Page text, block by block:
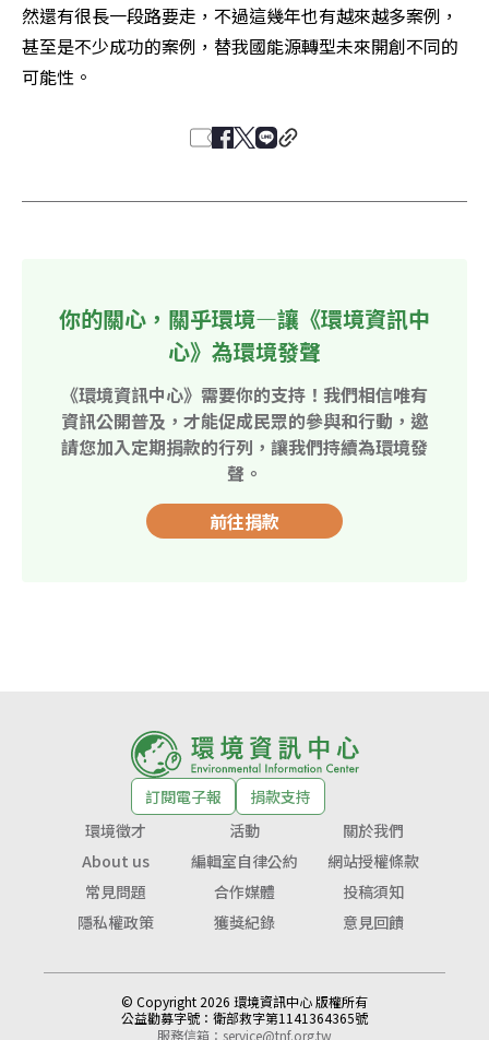
然還有很長一段路要走，不過這幾年也有越來越多案例，
甚至是不少成功的案例，替我國能源轉型未來開創不同的
可能性。
你的關心，關乎環境—讓《環境資訊中
心》為環境發聲
《環境資訊中心》需要你的支持！我們相信唯有
資訊公開普及，才能促成民眾的參與和行動，邀
請您加入定期捐款的行列，讓我們持續為環境發
聲。
前往捐款
訂閱電子報
捐款支持
環境徵才
活動
關於我們
About us
編輯室自律公約
網站授權條款
常見問題
合作媒體
投稿須知
隱私權政策
獲獎紀錄 意見回饋
© Copyright 2026 環境資訊中心 版權所有
公益勸募字號： 衛部救字第1141364365號
服務信箱： service@tnf.org.tw